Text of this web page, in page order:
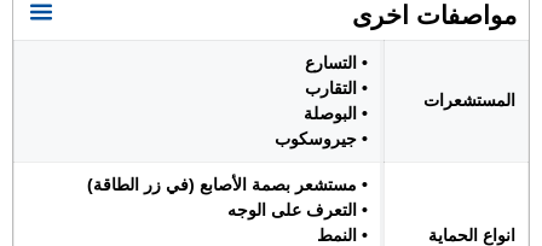
مواصفات اخرى
المستشعرات
• التسارع
• التقارب
• البوصلة
• جيروسكوب
انواع الحماية
• مستشعر بصمة الأصابع (في زر الطاقة)
• التعرف على الوجه
• النمط